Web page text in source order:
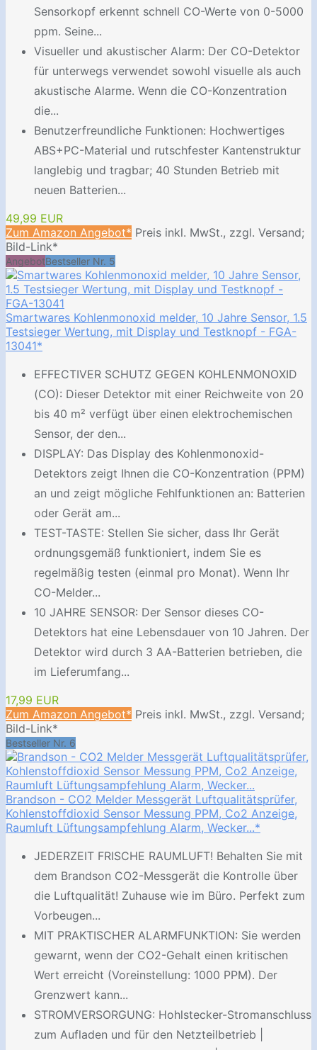
Sensorkopf erkennt schnell CO-Werte von 0-5000
ppm. Seine...
Visueller und akustischer Alarm: Der CO-Detektor
für unterwegs verwendet sowohl visuelle als auch
akustische Alarme. Wenn die CO-Konzentration
die...
Benutzerfreundliche Funktionen: Hochwertiges
ABS+PC-Material und rutschfester Kantenstruktur
langlebig und tragbar; 40 Stunden Betrieb mit
neuen Batterien...
49,99 EUR
Zum Amazon Angebot* Preis inkl. MwSt., zzgl. Versand;
Bild-Link*
AngebotBestseller Nr. 5
Smartwares Kohlenmonoxid melder, 10 Jahre Sensor, 1.5
Testsieger Wertung, mit Display und Testknopf - FGA-
13041*
EFFECTIVER SCHUTZ GEGEN KOHLENMONOXID
(CO): Dieser Detektor mit einer Reichweite von 20
bis 40 m² verfügt über einen elektrochemischen
Sensor, der den...
DISPLAY: Das Display des Kohlenmonoxid-
Detektors zeigt Ihnen die CO-Konzentration (PPM)
an und zeigt mögliche Fehlfunktionen an: Batterien
oder Gerät am...
TEST-TASTE: Stellen Sie sicher, dass Ihr Gerät
ordnungsgemäß funktioniert, indem Sie es
regelmäßig testen (einmal pro Monat). Wenn Ihr
CO-Melder...
10 JAHRE SENSOR: Der Sensor dieses CO-
Detektors hat eine Lebensdauer von 10 Jahren. Der
Detektor wird durch 3 AA-Batterien betrieben, die
im Lieferumfang...
17,99 EUR
Zum Amazon Angebot* Preis inkl. MwSt., zzgl. Versand;
Bild-Link*
Bestseller Nr. 6
Brandson - CO2 Melder Messgerät Luftqualitätsprüfer,
Kohlenstoffdioxid Sensor Messung PPM, Co2 Anzeige,
Raumluft Lüftungsampfehlung Alarm, Wecker...*
JEDERZEIT FRISCHE RAUMLUFT! Behalten Sie mit
dem Brandson CO2-Messgerät die Kontrolle über
die Luftqualität! Zuhause wie im Büro. Perfekt zum
Vorbeugen...
MIT PRAKTISCHER ALARMFUNKTION: Sie werden
gewarnt, wenn der CO2-Gehalt einen kritischen
Wert erreicht (Voreinstellung: 1000 PPM). Der
Grenzwert kann...
STROMVERSORGUNG: Hohlstecker-Stromanschluss
zum Aufladen und für den Netzteilbetrieb |